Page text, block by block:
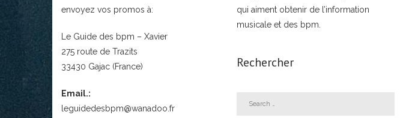
envoyez vos promos à:
Le Guide des bpm – Xavier
275 route de Trazits
33430 Gajac (France)
Email.:
leguidedesbpm@wanadoo.fr
qui aiment obtenir de l’information
musicale et des bpm.
Rechercher